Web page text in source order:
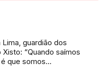
Lima, guardião dos
“Quando saímos
que somos